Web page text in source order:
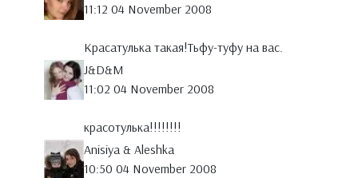
11:12 04 November 2008
Красатулька такая!Тьфу-туфу на вас.
J&D&M
11:02 04 November 2008
красотулька!!!!!!!!
Anisiya & Aleshka
10:50 04 November 2008